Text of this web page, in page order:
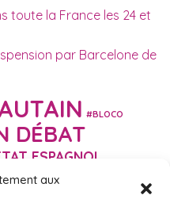
aux
toute la France les 24 et
par Barcelone de
BLOCO
DÉBAT
ESPAGNOL
FASCISME